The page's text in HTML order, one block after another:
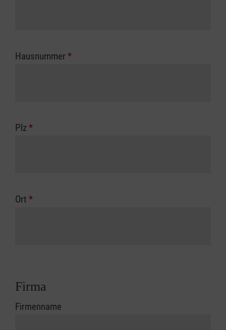
Hausnummer *
Plz*
Ort *
Firma
Firmenname